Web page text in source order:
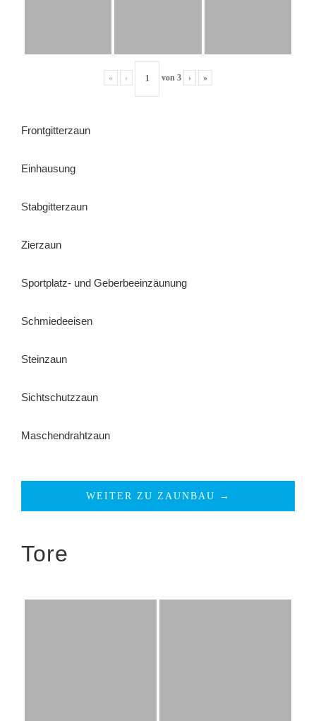
« ‹ von 3 › »
Frontgitterzaun
Einhausung
Stabgitterzaun
Zierzaun
Sportplatz- und Geberbeeinzäunung
Schmiedeeisen
Steinzaun
Sichtschutzzaun
Maschendrahtzaun
WEITER ZU ZAUNBAU →
Tore